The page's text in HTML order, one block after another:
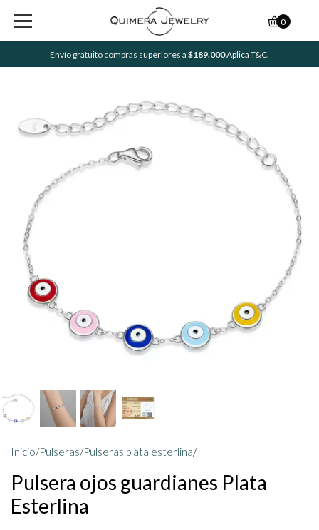
Envío gratuito compras superiores a $189.000Aplica T&C.
0
Inicio/Pulseras/Pulseras plata esterlina/
Pulsera ojos guardianes Plata
Esterlina